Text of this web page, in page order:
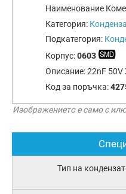
Наименование
Категория:
Подкатегория:
Корпус:0603
Описание:22nF 50V
Код за поръчка:
Изображението е само с
Тип на